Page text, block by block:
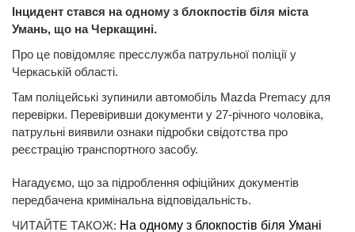
Інцидент стався на одному з блокпостів біля міста
Умань, що на Черкащині.
Про це повідомляє пресслужба патрульної поліції у
Черкаській області.
Там поліцейські зупинили автомобіль Mazda Premacy для
перевірки. Перевіривши документи у 27-річного чоловіка,
патрульні виявили ознаки підробки свідотства про
реєстрацію транспортного засобу.
Нагадуємо, що за підроблення офіційних документів
передбачена кримінальна відповідальність.
ЧИТАЙТЕ ТАКОЖ: На одному з блокпостів біля Умані